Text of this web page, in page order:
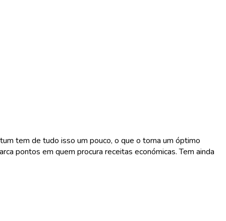
tem de tudo isso um pouco, o que o torna um óptimo
pontos em quem procura receitas económicas. Tem ainda